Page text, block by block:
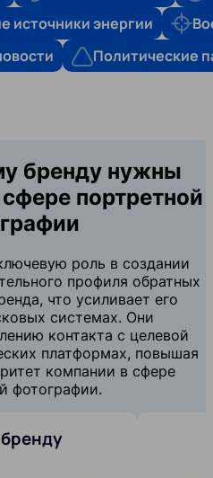
источники энергии
Политические
бренду нужны
портретной
роль в создании
профиля обратных
что усиливает его
системах. Они
контакта с целевой
платформах, повышая
компании в сфере
фотографии.